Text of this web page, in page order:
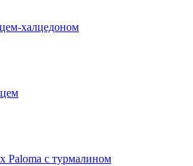
халцедоном
Paloma с турмалином